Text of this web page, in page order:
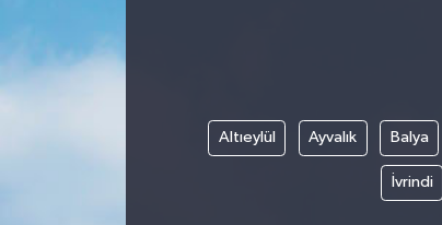
Altıeylül Ayvalık Balya
İvrindi
ÖZEL HABER